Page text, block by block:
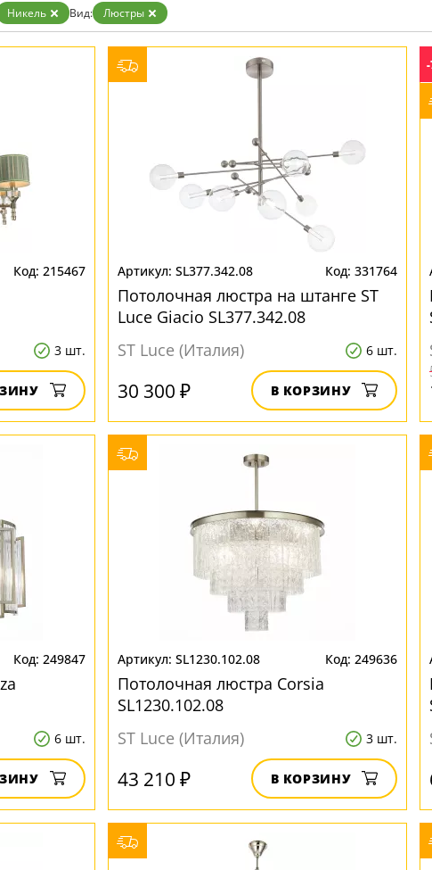
Бренд
Никель Вид: Люстры
215467
3 шт.
SL377.342.08 331764
Потолочная люстра на штанге ST
Luce Giacio SL377.342.08
ST Luce (Италия)
6 шт.
30 300 ₽ В КОРЗИНУ
249847
6 шт.
SL1230.102.08 249636
Потолочная люстра Corsia
SL1230.102.08
ST Luce (Италия)
3 шт.
43 210 ₽ В КОРЗИНУ